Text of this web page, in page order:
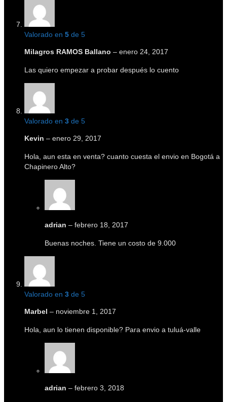
Valorado en 5 de 5
Milagros RAMOS Ballano – enero 24, 2017
Las quiero empezar a probar después lo cuento
Valorado en 3 de 5
Kevin – enero 29, 2017
Hola, aun esta en venta? cuanto cuesta el envio en Bogotá a
Chapinero Alto?
adrian – febrero 18, 2017
Buenas noches. Tiene un costo de 9.000
Valorado en 3 de 5
Marbel – noviembre 1, 2017
Hola, aun lo tienen disponible? Para envio a tuluá-valle
adrian – febrero 3, 2018